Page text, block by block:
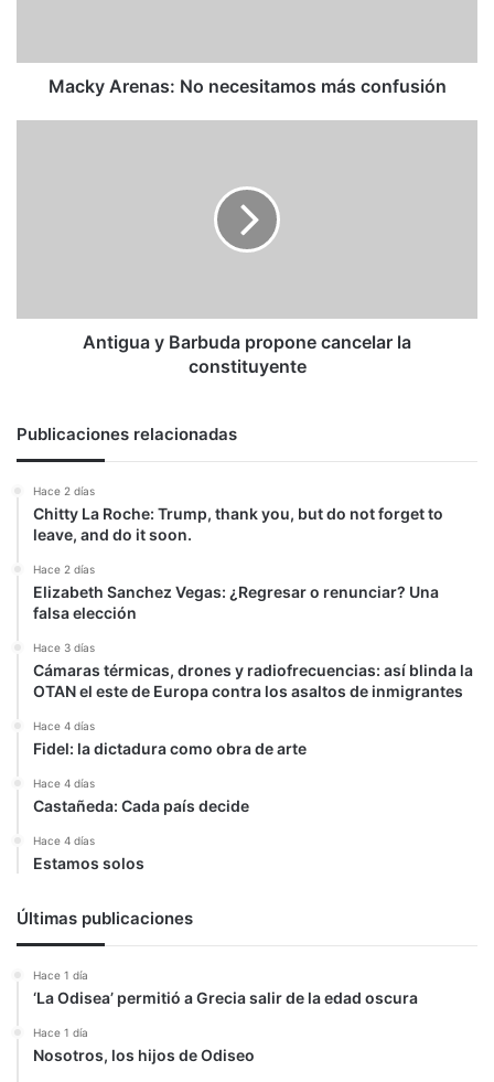
Macky Arenas: No necesitamos más confusión
Antigua y Barbuda propone cancelar la
constituyente
Publicaciones relacionadas
Hace 2 días
Chitty La Roche: Trump, thank you, but do not forget to
leave, and do it soon.
Hace 2 días
Elizabeth Sanchez Vegas: ¿Regresar o renunciar? Una
falsa elección
Hace 3 días
Cámaras térmicas, drones y radiofrecuencias: así blinda la
OTAN el este de Europa contra los asaltos de inmigrantes
Hace 4 días
Fidel: la dictadura como obra de arte
Hace 4 días
Castañeda: Cada país decide
Hace 4 días
Estamos solos
Últimas publicaciones
Hace 1 día
‘La Odisea’ permitió a Grecia salir de la edad oscura
Hace 1 día
Nosotros, los hijos de Odiseo